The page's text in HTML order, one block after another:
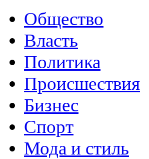
Общество
Власть
Политика
Происшествия
Бизнес
Спорт
Мода и стиль